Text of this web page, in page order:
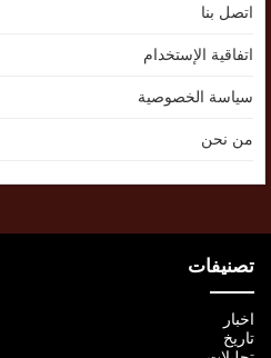
اتصل بنا
اتفاقية الإستخدام
سياسة الخصوصية
من نحن
تصنيفات
اخبار
تاريخ